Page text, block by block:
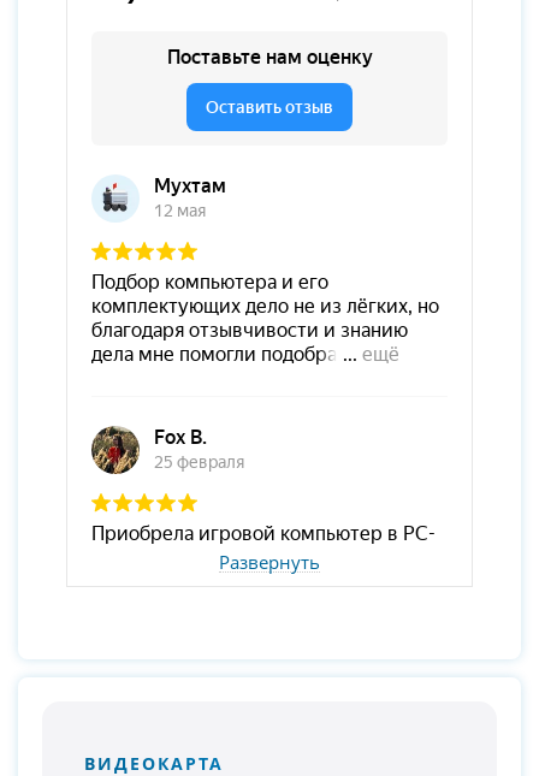
Развернуть
ВИДЕОКАРТА